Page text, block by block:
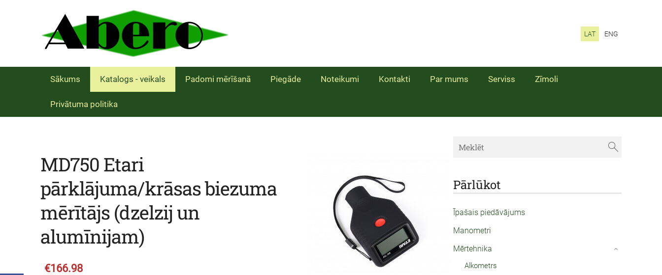
LAT ENG
Sākums Katalogs - veikals Padomi mērīšanā Piegāde Noteikumi Kontakti Par mums Serviss Zīmoli
Privātuma politika
Pārlūkot
Īpašais piedāvājums
Manometri
Mērtehnika
Alkometrs
›
MD750 Etari
pārklājuma/krāsas biezuma
mērītājs (dzelzij un
alumīnijam)
€166.98